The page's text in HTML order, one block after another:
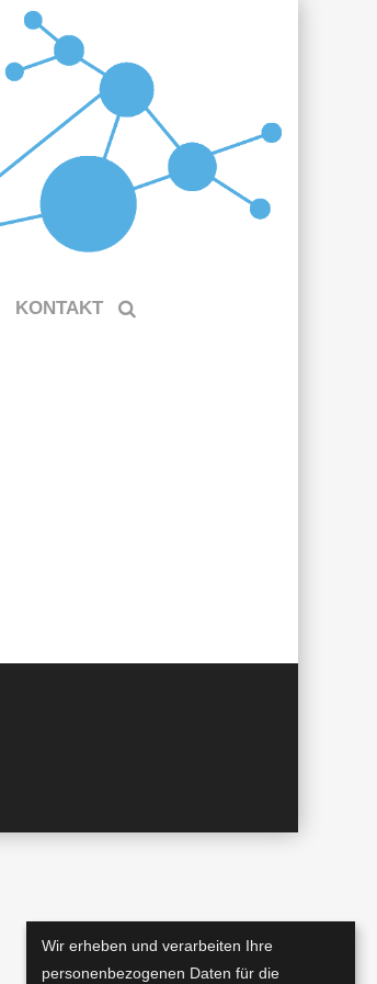
KONTAKT
Wir erheben und verarbeiten Ihre
personenbezogenen Daten für die